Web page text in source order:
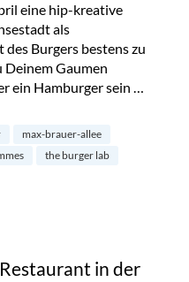
eine hip-kreative
als
Burgers bestens zu
Gaumen
ein Hamburger sein …
max-brauer-allee
the burger lab
in der